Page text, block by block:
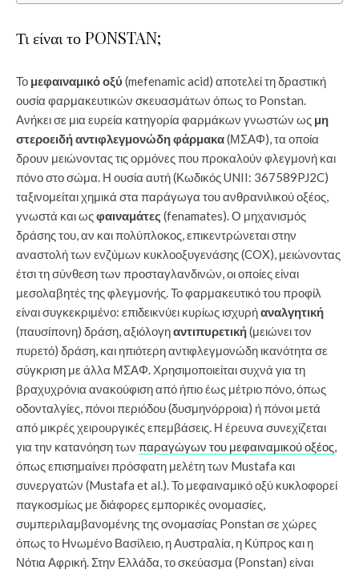
Τι είναι το PONSTAN;
Το μεφαιναμικό οξύ (mefenamic acid) αποτελεί τη δραστική
ουσία φαρμακευτικών σκευασμάτων όπως το Ponstan.
Ανήκει σε μια ευρεία κατηγορία φαρμάκων γνωστών ως μη
στεροειδή αντιφλεγμονώδη φάρμακα(ΜΣΑΦ), τα οποία
δρουν μειώνοντας τις ορμόνες που προκαλούν φλεγμονή και
πόνο στο σώμα. Η ουσία αυτή (Κωδικός UNII: 367589PJ2C)
ταξινομείται χημικά στα παράγωγα του ανθρανιλικού οξέος,
γνωστά και ωςφαιναμάτες (fenamates). Ο μηχανισμός
δράσης του, αν και πολύπλοκος, επικεντρώνεται στην
αναστολή των ενζύμων κυκλοοξυγενάσης (COX), μειώνοντας
έτσι τη σύνθεση των προσταγλανδινών, οι οποίες είναι
μεσολαβητές της φλεγμονής. Το φαρμακευτικό του προφίλ
είναι συγκεκριμένο: επιδεικνύει κυρίως ισχυρήαναλγητική
(παυσίπονη) δράση, αξιόλογηαντιπυρετική(μειώνει τον
πυρετό) δράση, και ηπιότερη αντιφλεγμονώδη ικανότητα σε
σύγκριση με άλλα ΜΣΑΦ. Χρησιμοποιείται συχνά για τη
βραχυχρόνια ανακούφιση από ήπιο έως μέτριο πόνο, όπως
οδονταλγίες, πόνοι περιόδου (δυσμηνόρροια) ή πόνοι μετά
από μικρές χειρουργικές επεμβάσεις. Η έρευνα συνεχίζεται
για την κατανόηση των παραγώγων του μεφαιναμικού οξέος,
όπως επισημαίνει πρόσφατη μελέτη των Mustafa και
συνεργατών (Mustafa et al.). Το μεφαιναμικό οξύ κυκλοφορεί
παγκοσμίως με διάφορες εμπορικές ονομασίες,
συμπεριλαμβανομένης της ονομασίας Ponstan σε χώρες
όπως το Ηνωμένο Βασίλειο, η Αυστραλία, η Κύπρος και η
Νότια Αφρική. Στην Ελλάδα, το σκεύασμα (Ponstan) είναι